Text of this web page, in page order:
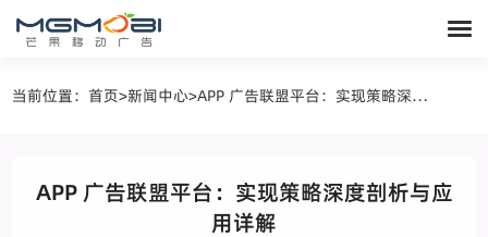
当前位置：首页>新闻中心> APP 广告联盟平台：实现策略深度剖析与应用详解
APP 广告联盟平台：实现策略深度剖析与应
用详解